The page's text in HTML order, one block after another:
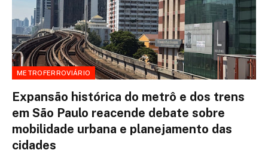
METROFERROVIÁRIO
Expansão histórica do metrô e dos trens
em São Paulo reacende debate sobre
mobilidade urbana e planejamento das
cidades